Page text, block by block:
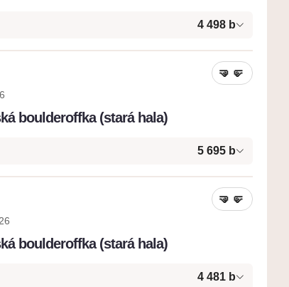
4 498 b
🤜 🤛
boulderoffka (stará hala)
5 695 b
🤜 🤛
boulderoffka (stará hala)
4 481 b